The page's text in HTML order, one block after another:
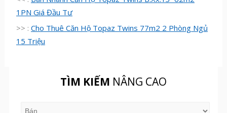
1PN Giá Đầu Tư
>> : Cho Thuê Căn Hộ Topaz Twins 77m2 2 Phòng Ngủ
15 Triệu
TÌM KIẾM NÂNG CAO